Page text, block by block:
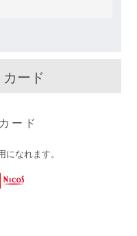
ード
ード
なれます。